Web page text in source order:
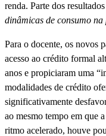
renda. Parte dos
dinâmicas de consumo
Para o docente, os novos
acesso ao crédito formal
anos e propiciaram uma
modalidades de crédito
significativamente
ao mesmo tempo em que
ritmo acelerado, houve